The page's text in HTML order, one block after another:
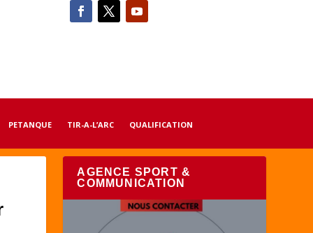
PETANQUE TIR-A-L’ARC QUALIFICATION
AGENCE SPORT &
COMMUNICATION